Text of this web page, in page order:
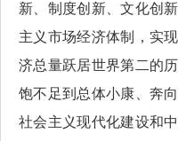
新、制度创新、文化创
主义市场经济体制，实
济总量跃居世界第二的
饱不足到总体小康、奔
社会主义现代化建设和